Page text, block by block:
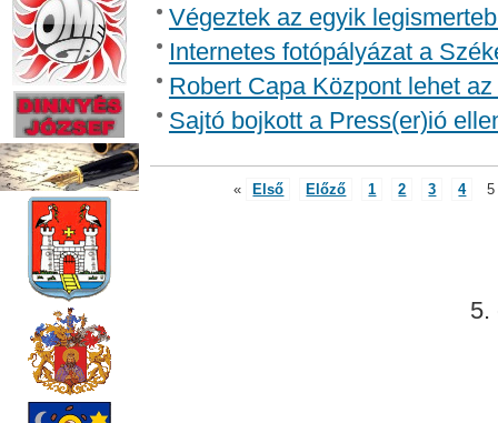
Végeztek az egyik
Internetes fotópályázat a
Robert Capa Központ lehet
Sajtó bojkott a Press(er)ió
« Első Előző 1 2 3 4 5
5.